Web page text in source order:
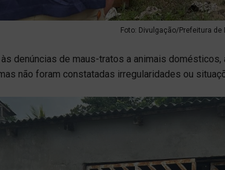
Foto: Divulgação/Prefeitura de
às denúncias de maus-tratos a animais
não foram constatadas irregularidades ou